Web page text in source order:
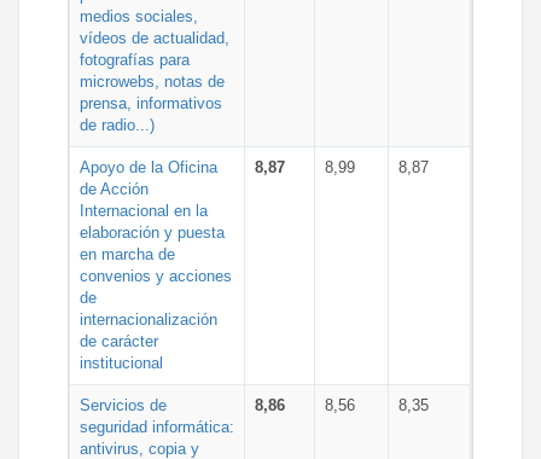
medios sociales,
vídeos de actualidad,
fotografías para
microwebs, notas de
prensa, informativos
de radio...)
Apoyo de la Oficina
de Acción
Internacional en la
elaboración y puesta
en marcha de
convenios y acciones
de
internacionalización
de carácter
institucional
8,87 8,99 8,87
Servicios de
seguridad informática:
antivirus, copia y
8,86 8,56 8,35